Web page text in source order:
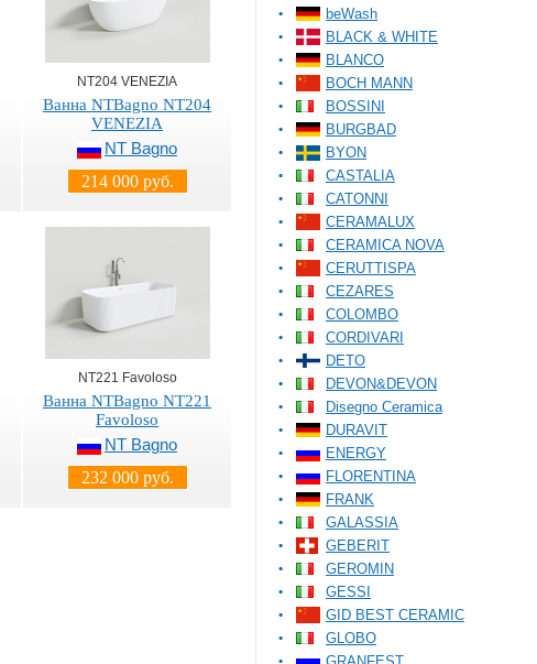
NT204 VENEZIA
Ванна NTBagno NT204
VENEZIA
NT Bagno
214 000 руб.
NT221 Favoloso
Ванна NTBagno NT221
Favoloso
NT Bagno
232 000 руб.
beWash
BLACK & WHITE
BLANCO
BOCH MANN
BOSSINI
BURGBAD
BYON
CASTALIA
CATONNI
CERAMALUX
CERAMICA NOVA
CERUTTISPA
CEZARES
COLOMBO
CORDIVARI
DETO
DEVON&DEVON
Disegno Ceramica
DURAVIT
ENERGY
FLORENTINA
FRANK
GALASSIA
GEBERIT
GEROMIN
GESSI
GID BEST CERAMIC
GLOBO